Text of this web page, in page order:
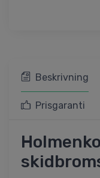
Beskrivning
Prisgaranti